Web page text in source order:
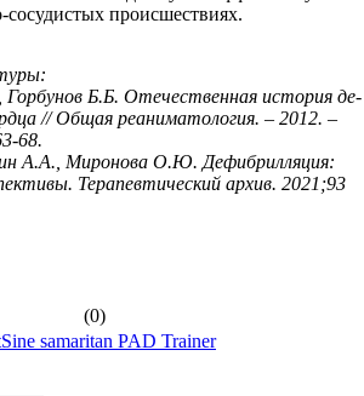
происшествиях.
Б.Б. Отечественная история де-
// Общая реаниматология. – 2012. –
68.
А.А., Миронова О.Ю. Дефибрилляция:
Терапевтический архив. 2021;93
(0)
samaritan PAD Trainer